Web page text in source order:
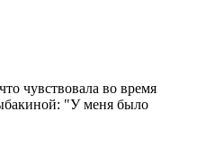
чувствовала во время
"У меня было